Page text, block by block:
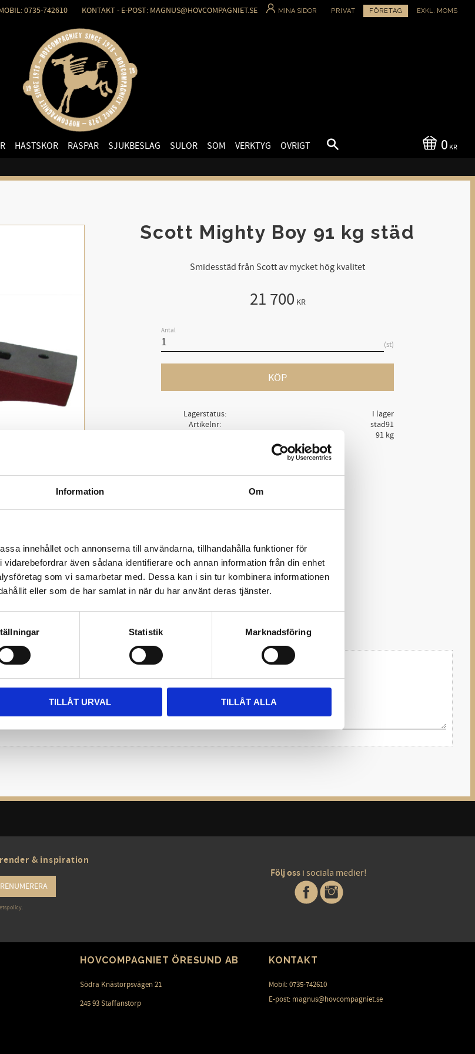
Information Om
innehållet och annonserna till användarna, tillhandahålla funktioner för
även sådana identifierare och annan information från din enhet
som vi samarbetar med. Dessa kan i sin tur kombinera informationen
eller som de har samlat in när du har använt deras tjänster.
Statistik Marknadsföring
TILLÅT URVAL TILLÅT ALLA
0735-742610 KONTAKT - E-POST: MAGNUS@HOVCOMPAGNIET.SE MINA SIDOR PRIVAT FÖRETAG EXKL. MOMS
0 KR
HÄSTSKOR RASPAR SJUKBESLAG SULOR SÖM VERKTYG ÖVRIGT
Scott Mighty Boy 91 kg städ
Smidesstäd från Scott av mycket hög kvalitet
21 700KR
Antal
st
KÖP
Lagerstatus
I lager
Artikelnr
stad91
91 kg
& inspiration
.
Följ oss i sociala medier!
HOVCOMPAGNIET ÖRESUND AB
Södra Knästorpsvägen 21
245 93 Staffanstorp
KONTAKT
Mobil: 0735-742610
E-post: magnus@hovcompagniet.se